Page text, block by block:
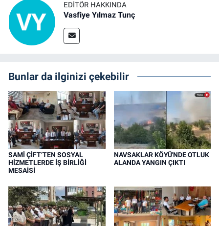
EDITÖR HAKKINDA
Vasfiye Yılmaz Tunç
Bunlar da ilginizi çekebilir
SAMİ ÇİFT’TEN SOSYAL
HİZMETLERDE İŞ BİRLİĞİ
MESAİSİ
NAVSAKLAR KÖYÜ'NDE OTLUK
ALANDA YANGIN ÇIKTI